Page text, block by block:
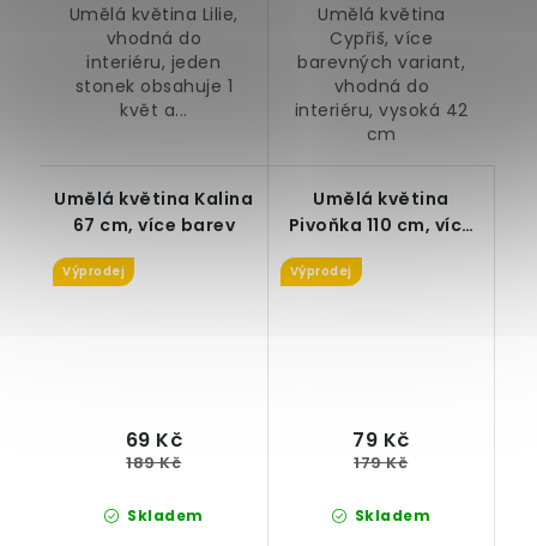
Umělá květina Lilie,
vhodná do
interiéru, jeden
stonek obsahuje 1
květ a...
Umělá květina
Cypřiš, více
barevných variant,
vhodná do
interiéru, vysoká 42
cm
Umělá květina Kalina
67 cm, více barev
Výprodej
Skladem
69 Kč
189 Kč
Umělá květina
Pivoňka 110 cm, více
barev
Výprodej
Skladem
79 Kč
179 Kč